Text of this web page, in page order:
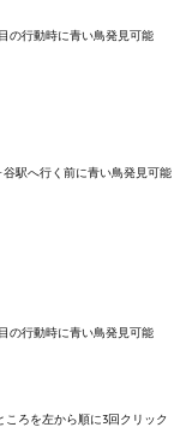
の行動時に青い鳥発見可能
谷駅へ行く前に青い鳥発見可能
の行動時に青い鳥発見可能
ろを左から順に3回クリック